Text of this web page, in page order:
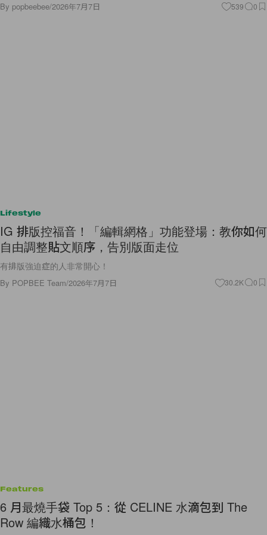
By popbeebee/2026年7月7日 539 0
Lifestyle
IG 排版控福音！「編輯網格」功能登場：教你如何
自由調整貼文順序，告別版面走位
有排版強迫症的人非常開心！
By POPBEE Team/2026年7月7日 30.2K 0
Features
6 月最燒手袋 Top 5：從 CELINE 水滴包到 The
Row 編織水桶包！